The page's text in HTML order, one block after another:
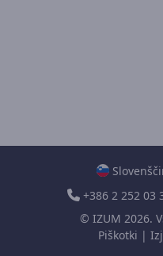
+386 2 252 03
© IZUM 2026.
Piškotki |